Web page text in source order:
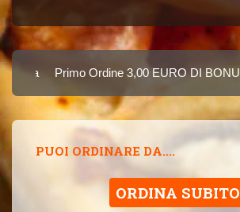
Primo Ordine 3,00 EURO DI BONUS!
PUOI ORDINARE DA....
ORDINA SUBITO